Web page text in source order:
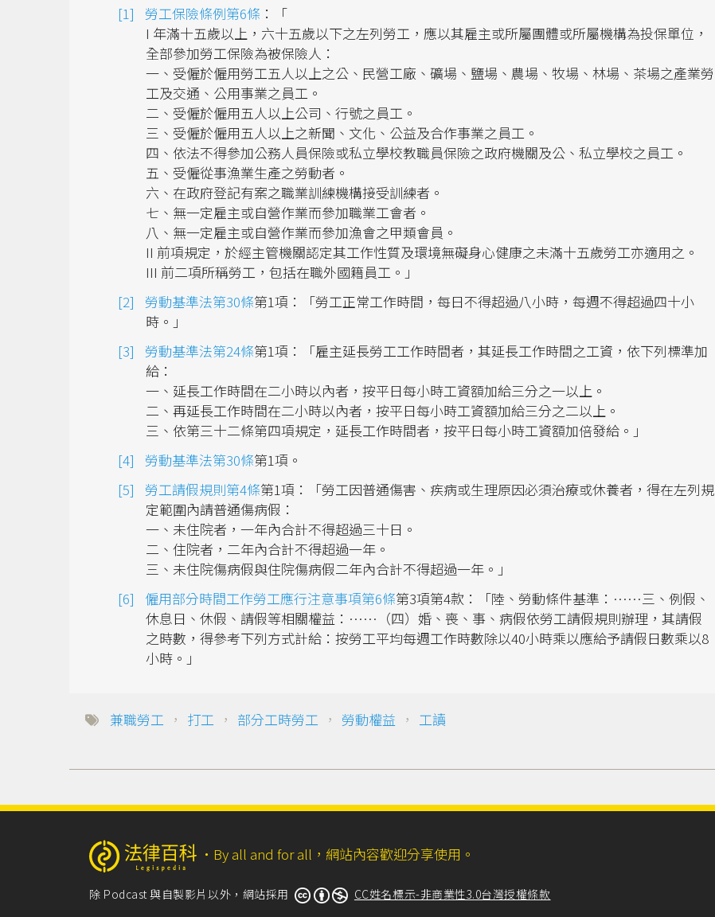
勞工保險條例第6條 ：「
I 年滿十五歲以上，六十五歲以下之左列勞工，應以其雇主或所屬團體或所屬機構為投保單位，
全部參加勞工保險為被保險人：
一、受僱於僱用勞工五人以上之公、民營工廠、礦場、鹽場、農場、牧場、林場、茶場之產業勞
工及交通、公用事業之員工。
二、受僱於僱用五人以上公司、行號之員工。
三、受僱於僱用五人以上之新聞、文化、公益及合作事業之員工。
四、依法不得參加公務人員保險或私立學校教職員保險之政府機關及公、私立學校之員工。
五、受僱從事漁業生產之勞動者。
六、在政府登記有案之職業訓練機構接受訓練者。
七、無一定雇主或自營作業而參加職業工會者。
八、無一定雇主或自營作業而參加漁會之甲類會員。
II 前項規定，於經主管機關認定其工作性質及環境無礙身心健康之未滿十五歲勞工亦適用之。
III 前二項所稱勞工，包括在職外國籍員工。」
勞動基準法第30條第1項：「勞工正常工作時間，每日不得超過八小時，每週不得超過四十小
時。」
勞動基準法第24條第1項：「雇主延長勞工工作時間者，其延長工作時間之工資，依下列標準加
給：
一、延長工作時間在二小時以內者，按平日每小時工資額加給三分之一以上。
二、再延長工作時間在二小時以內者，按平日每小時工資額加給三分之二以上。
三、依第三十二條第四項規定，延長工作時間者，按平日每小時工資額加倍發給。」
勞動基準法第30條第1項。
勞工請假規則第4條第1項：「勞工因普通傷害、疾病或生理原因必須治療或休養者，得在左列規
定範圍內請普通傷病假：
一、未住院者，一年內合計不得超過三十日。
二、住院者，二年內合計不得超過一年。
三、未住院傷病假與住院傷病假二年內合計不得超過一年。」
僱用部分時間工作勞工應行注意事項第6條第3項第4款：「陸、勞動條件基準：……三、例假、
休息日、休假、請假等相關權益：……（四）婚、喪、事、病假依勞工請假規則辦理，其請假
之時數，得參考下列方式計給：按勞工平均每週工作時數除以40小時乘以應給予請假日數乘以8
小時。」
兼職勞工 ， 打工 ， 部分工時勞工 ， 勞動權益 ， 工讀
‧ By all and for all，網站內容歡迎分享使用。
除 Podcast 與自製影片以外，網站採用 CC姓名標示-非商業性3.0台灣授權條款